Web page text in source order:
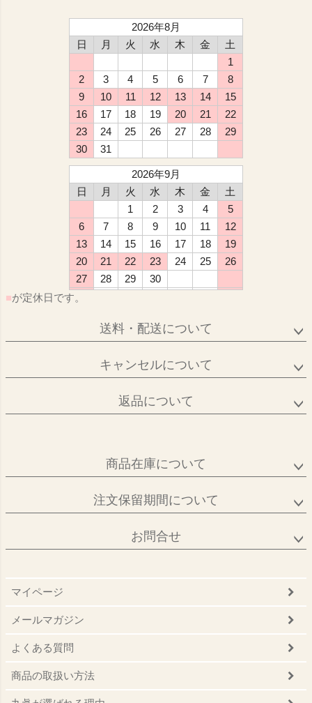
2026年8月
日
月 火 水 木 金
土
1
2
3 4 5 6 7
8
9
10 11 12 13 14
15
16
17 18 19 20 21
22
23
24 25 26 27 28
29
30
31
2026年9月
日
月 火 水 木 金
土
1
2 3 4
5
6
7 8 9 10 11
12
13
14 15 16 17 18
19
20
21 22 23 24 25
26
27
28 29
30
■が定休日です。
送料・配送について
キャンセルについて
返品について
商品在庫について
注文保留期間について
お問合せ
マイページ
メールマガジン
よくある質問
商品の取扱い方法